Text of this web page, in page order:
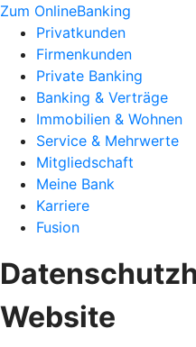
Zum OnlineBanking
Privatkunden
Firmenkunden
Private Banking
Banking & Verträge
Immobilien & Wohnen
Service & Mehrwerte
Mitgliedschaft
Meine Bank
Karriere
Fusion
Website